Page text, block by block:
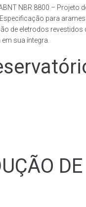
NBR 8800 – Projeto
para
de eletrodos revestidos
sua íntegra.
DE